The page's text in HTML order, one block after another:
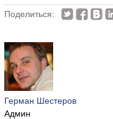
Поделиться:
Герман Шестеров
Админ